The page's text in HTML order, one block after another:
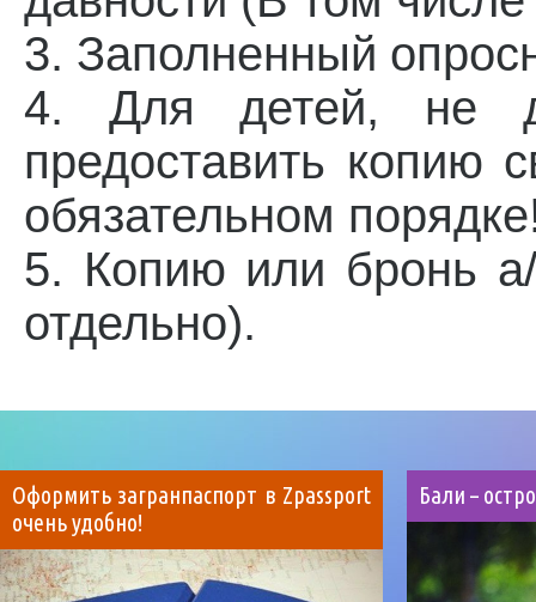
3. Заполненный
4. Для детей, не
предоставить копию
обязательном
5. Копию или бронь
отдельно).
Оформить загранпаспорт в Zpassport
очень удобно!
Бали –